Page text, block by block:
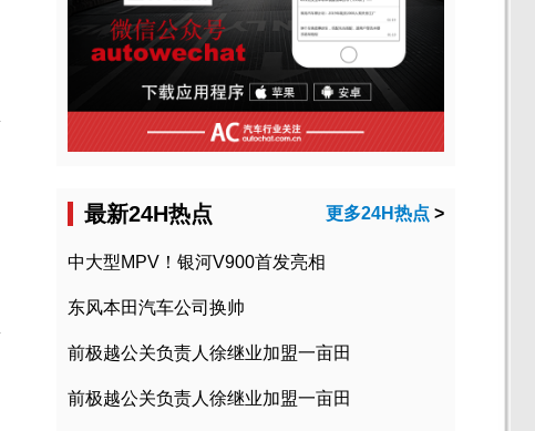
最新24H热点 更多24H热点 >
中大型MPV！银河V900首发亮相
东风本田汽车公司换帅
前极越公关负责人徐继业加盟一亩田
前极越公关负责人徐继业加盟一亩田